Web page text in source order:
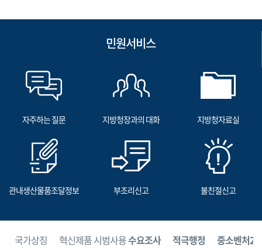
민원서비스
자주하는 질문 지방청장과의 대화 지방청자료실
관내생산물품조달정보 부조리신고 불친절신고
국가상징 혁신제품 시범사용수요조사 적극행정 중소벤처24